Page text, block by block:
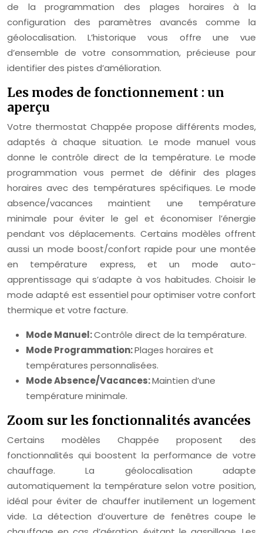
de la programmation des plages horaires à la
configuration des paramètres avancés comme la
géolocalisation. L’historique vous offre une vue
d’ensemble de votre consommation, précieuse pour
identifier des pistes d’amélioration.
Les modes de fonctionnement : un
aperçu
Votre thermostat Chappée propose différents modes,
adaptés à chaque situation. Le mode manuel vous
donne le contrôle direct de la température. Le mode
programmation vous permet de définir des plages
horaires avec des températures spécifiques. Le mode
absence/vacances maintient une température
minimale pour éviter le gel et économiser l’énergie
pendant vos déplacements. Certains modèles offrent
aussi un mode boost/confort rapide pour une montée
en température express, et un mode auto-
apprentissage qui s’adapte à vos habitudes. Choisir le
mode adapté est essentiel pour optimiser votre confort
thermique et votre facture.
Mode Manuel:Contrôle direct de la température.
Mode Programmation:Plages horaires et
températures personnalisées.
Mode Absence/Vacances:Maintien d’une
température minimale.
Zoom sur les fonctionnalités avancées
Certains modèles Chappée proposent des
fonctionnalités qui boostent la performance de votre
chauffage. La géolocalisation adapte
automatiquement la température selon votre position,
idéal pour éviter de chauffer inutilement un logement
vide. La détection d’ouverture de fenêtres coupe le